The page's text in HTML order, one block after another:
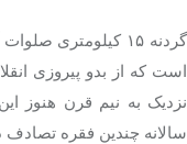
گردنه ۱۵
است که از بدو پیروزی
سالانه چندین فقره